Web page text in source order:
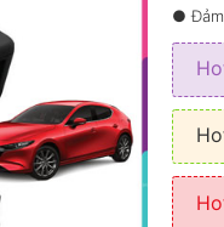
●
● Nhỏ
● Kết